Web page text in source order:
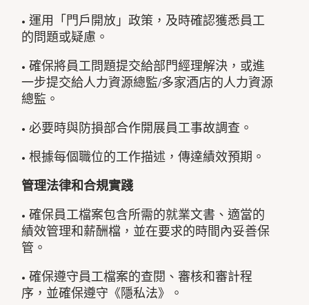
• 運用「門戶開放」政策，及時確認獲悉員工
的問題或疑慮。
• 確保將員工問題提交給部門經理解決，或進
一步提交給人力資源總監/多家酒店的人力資源
總監。
• 必要時與防損部合作開展員工事故調查。
• 根據每個職位的工作描述，傳達績效預期。
管理法律和合規實踐
• 確保員工檔案包含所需的就業文書、適當的
績效管理和薪酬檔，並在要求的時間內妥善保
管。
• 確保遵守員工檔案的查閱、審核和審計程
序，並確保遵守《隱私法》。